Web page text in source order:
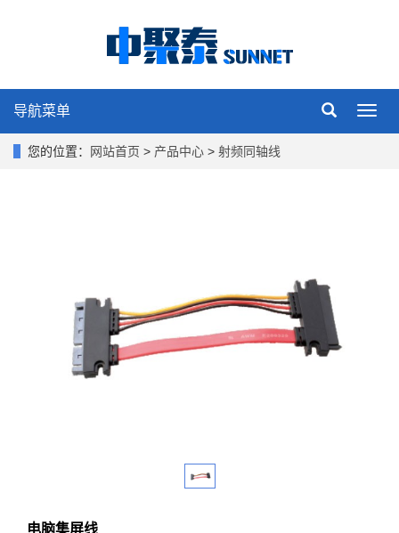
导航菜单
您的位置： 网站首页 > 产品中心 > 射频同轴线
电脑集屏线